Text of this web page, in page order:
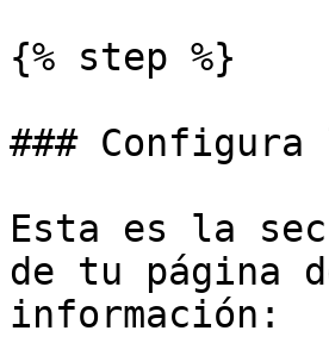
{% step %}
###
Esta es la
de tu página
información: